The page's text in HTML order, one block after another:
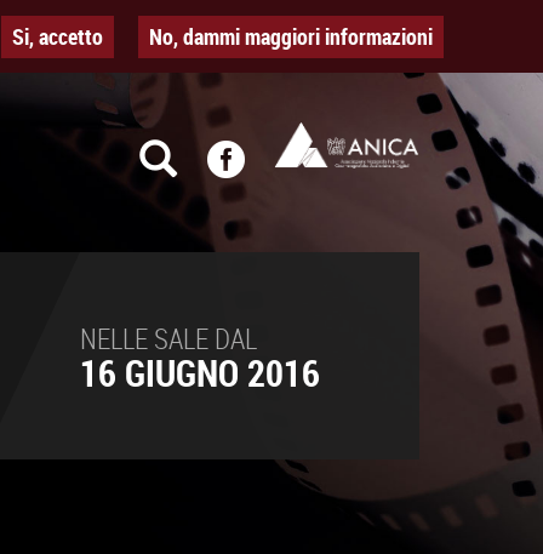
Si, accetto No, dammi maggiori informazioni
NELLE SALE DAL
16 GIUGNO 2016